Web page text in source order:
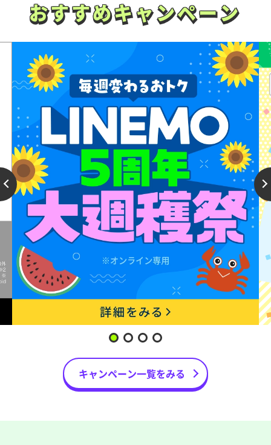
おすすめキャンペーン
おすすめキャンペーン
キャンペーン一覧をみる